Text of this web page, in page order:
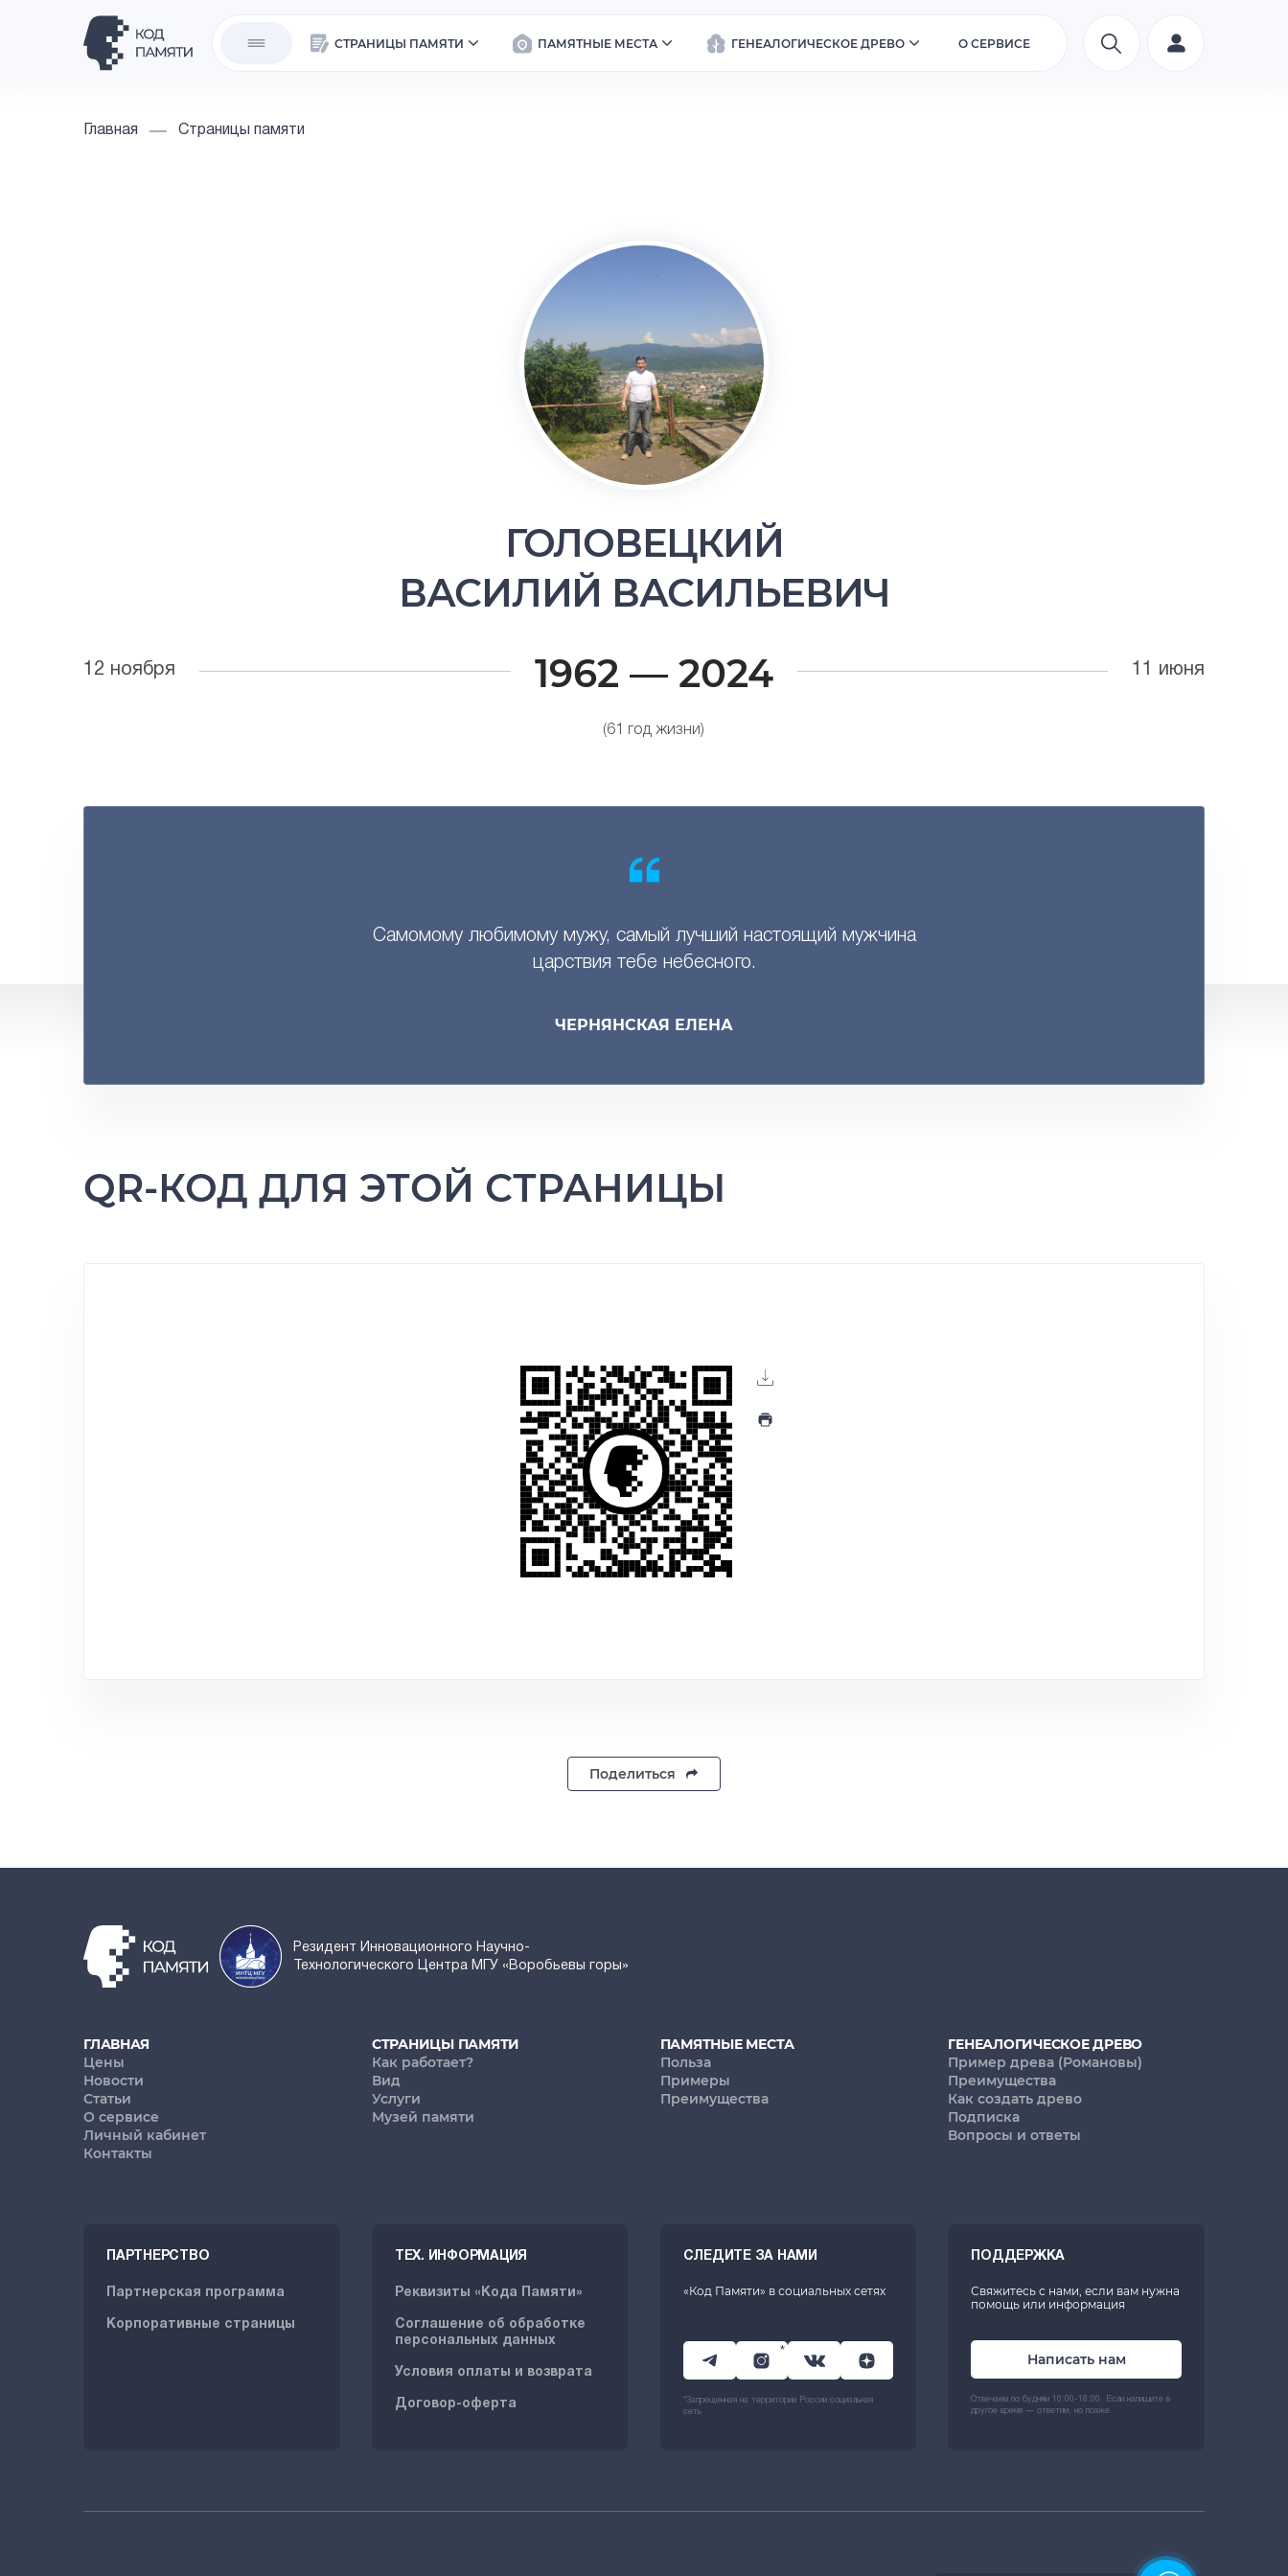
СТРАНИЦЫ ПАМЯТИ ПАМЯТНЫЕ МЕСТА ГЕНЕАЛОГИЧЕСКОЕ ДРЕВО О СЕРВИСЕ
Главная Страницы памяти
ГОЛОВЕЦКИЙ
ВАСИЛИЙ ВАСИЛЬЕВИЧ
12 ноября 1962 — 2024
(61 год жизни)
11 июня
Самомому любимому мужу, самый лучший настоящий мужчина
царствия тебе небесного.
ЧЕРНЯНСКАЯ ЕЛЕНА
QR-КОД ДЛЯ ЭТОЙ СТРАНИЦЫ
Поделиться
Резидент Инновационного Научно-
Технологического Центра МГУ «Воробьевы горы»
ГЛАВНАЯ
Цены
Новости
Статьи
О сервисе
Личный кабинет
Контакты
СТРАНИЦЫ ПАМЯТИ
Как работает?
Вид
Услуги
Музей памяти
ПАМЯТНЫЕ МЕСТА
Польза
Примеры
Преимущества
ГЕНЕАЛОГИЧЕСКОЕ ДРЕВО
Пример древа (Романовы)
Преимущества
Как создать древо
Подписка
Вопросы и ответы
ПАРТНЕРСТВО
Партнерская программа
Корпоративные страницы
ТЕХ. ИНФОРМАЦИЯ
Реквизиты «Кода Памяти»
Соглашение об обработке
персональных данных
Условия оплаты и возврата
Договор-оферта
СЛЕДИТЕ ЗА НАМИ
«Код Памяти» в социальных сетях
*
*Запрещенная на территории России социальная
сеть
ПОДДЕРЖКА
Свяжитесь с нами, если вам нужна
помощь или информация
Написать нам
Отвечаем по будням 10:00-18:00. Если напишите в
другое время — ответим, но позже.